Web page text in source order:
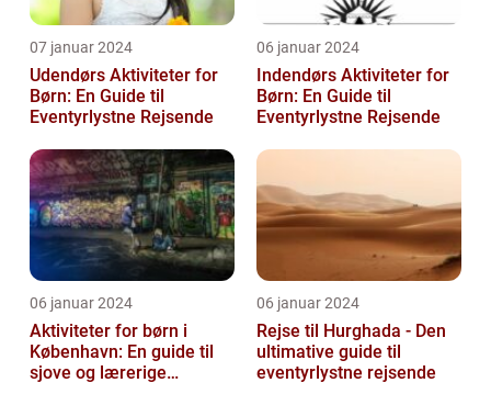
07 januar 2024
Udendørs Aktiviteter for
Børn: En Guide til
Eventyrlystne Rejsende
06 januar 2024
Indendørs Aktiviteter for
Børn: En Guide til
Eventyrlystne Rejsende
06 januar 2024
Aktiviteter for børn i
København: En guide til
sjove og lærerige
06 januar 2024
Rejse til Hurghada - Den
ultimative guide til
eventyrlystne rejsende